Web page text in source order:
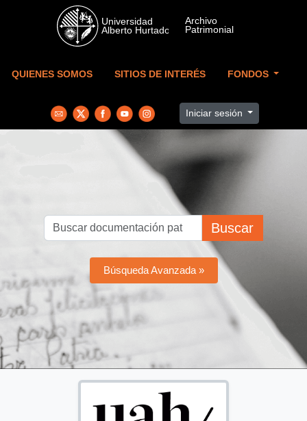
Skip to main content
QUIENES SOMOS SITIOS DE INTERÉS FONDOS
Iniciar sesión
Buscar
Búsqueda Avanzada »